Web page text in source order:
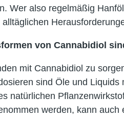
Wer also regelmäßig
von Cannabidiol
mit Cannabidiol zu
sind Öle und
natürlichen
werden, kann